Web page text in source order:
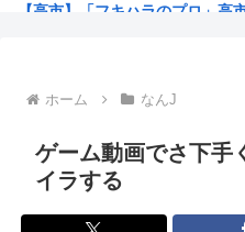
【高市】「フキハラのプロ」高
例のダンスアニメの作者、ヤバす
高市早苗の消費税減税、93%が
ワイ小学生やけどアナログで絵
ホーム なんJ
ゲーム動画でさ下手
イラする